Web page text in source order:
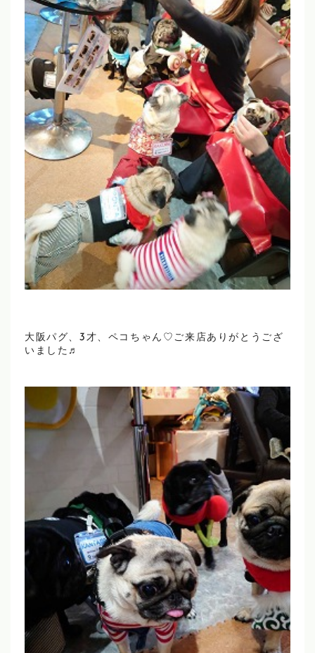
大阪パグ、3才、ペコちゃん♡ご来店ありがとうござ
いました♬